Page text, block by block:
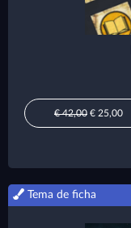
€ 42,00 € 25,00
Tema de ficha